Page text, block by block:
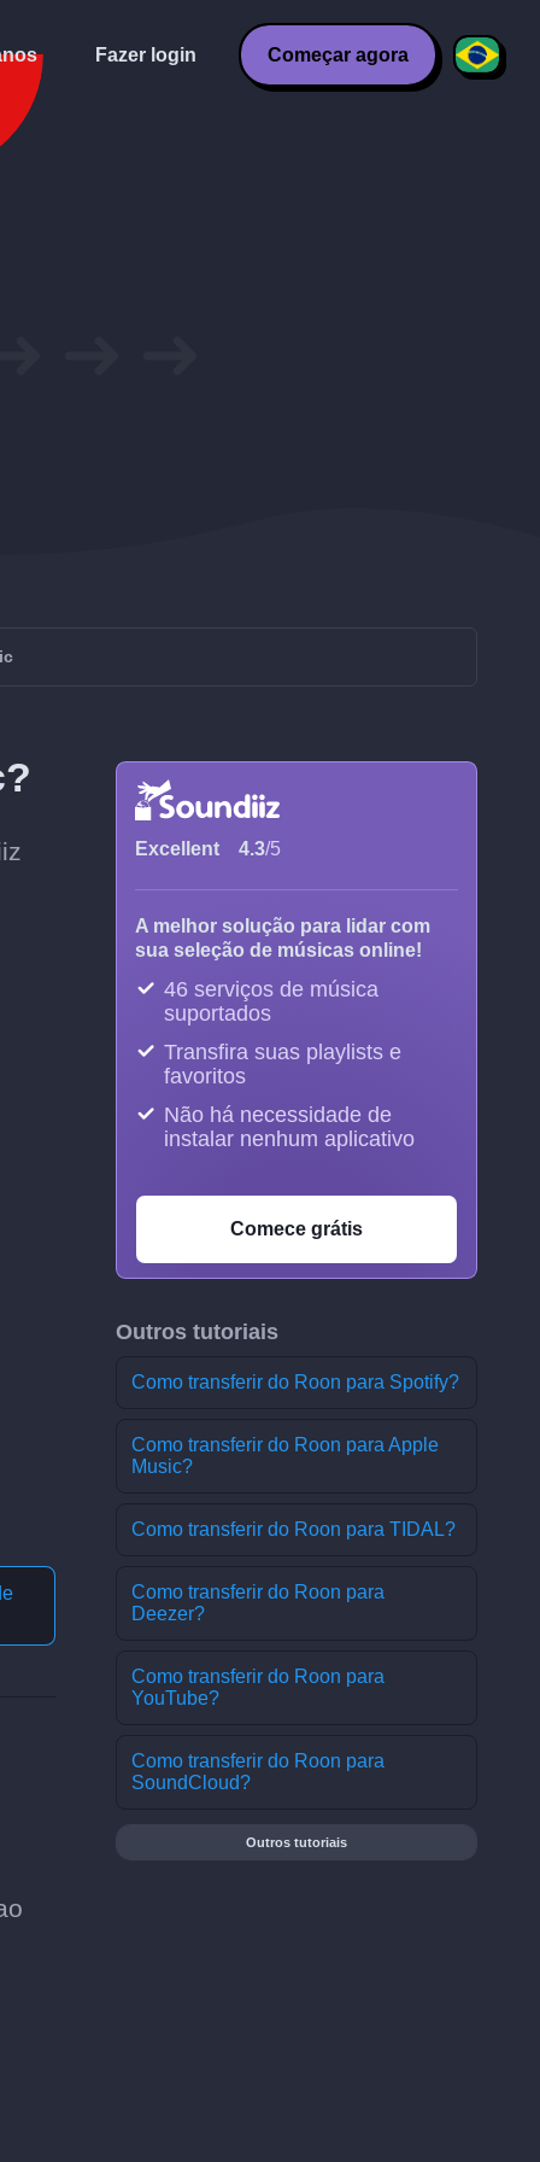
Fazer login Começar agora
Excellent 4.3/5
A melhor solução para lidar com
sua seleção de músicas online!
46 serviços de música
suportados
Transfira suas playlists e
favoritos
Não há necessidade de
instalar nenhum aplicativo
Comece grátis
Outros tutoriais
Como transferir do Roon para Spotify?
Como transferir do Roon para Apple
Music?
Como transferir do Roon para TIDAL?
Como transferir do Roon para
Deezer?
Como transferir do Roon para
YouTube?
Como transferir do Roon para
SoundCloud?
Outros tutoriais